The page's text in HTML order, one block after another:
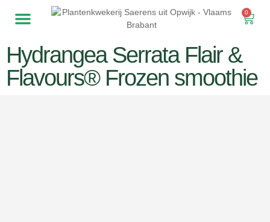
0
Hydrangea Serrata Flair &
Flavours® Frozen smoothie